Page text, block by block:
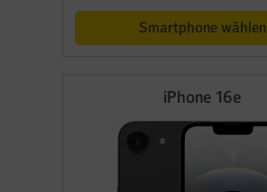
Smartphone wählen
iPhone 16e